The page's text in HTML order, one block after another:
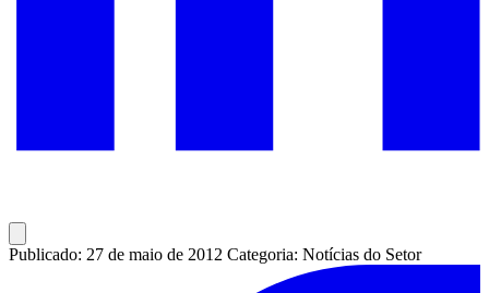
Publicado: 27 de maio de 2012 Categoria: Notícias do Setor